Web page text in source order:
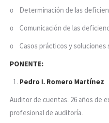
o Determinación de las
o Comunicación de las
o Casos prácticos y soluciones
PONENTE:
Pedro I. Romero Martínez
Auditor de cuentas. 26 años de
profesional de auditoría.